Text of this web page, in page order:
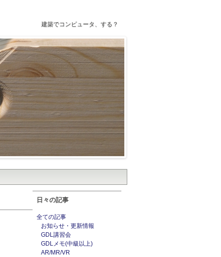
建築でコンピュータ、する？
日々の記事
全ての記事
お知らせ・更新情報
GDL講習会
GDLメモ(中級以上)
AR/MR/VR